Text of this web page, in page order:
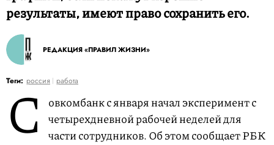
результаты, имеют право сохранить его.
РЕДАКЦИЯ «ПРАВИЛ ЖИЗНИ»
Теги: россия работа
С
овкомбанк с января начал эксперимент с
четырехдневной рабочей неделей для
части сотрудников. Об этом сообщает РБК